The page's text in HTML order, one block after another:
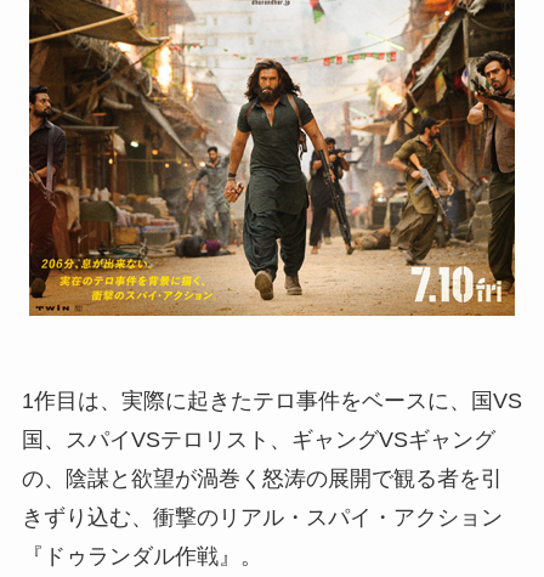
1作目は、実際に起きたテロ事件をベースに、国VS
国、スパイVSテロリスト、ギャングVSギャング
の、陰謀と欲望が渦巻く怒涛の展開で観る者を引
きずり込む、衝撃のリアル・スパイ・アクション
『ドゥランダル作戦』。